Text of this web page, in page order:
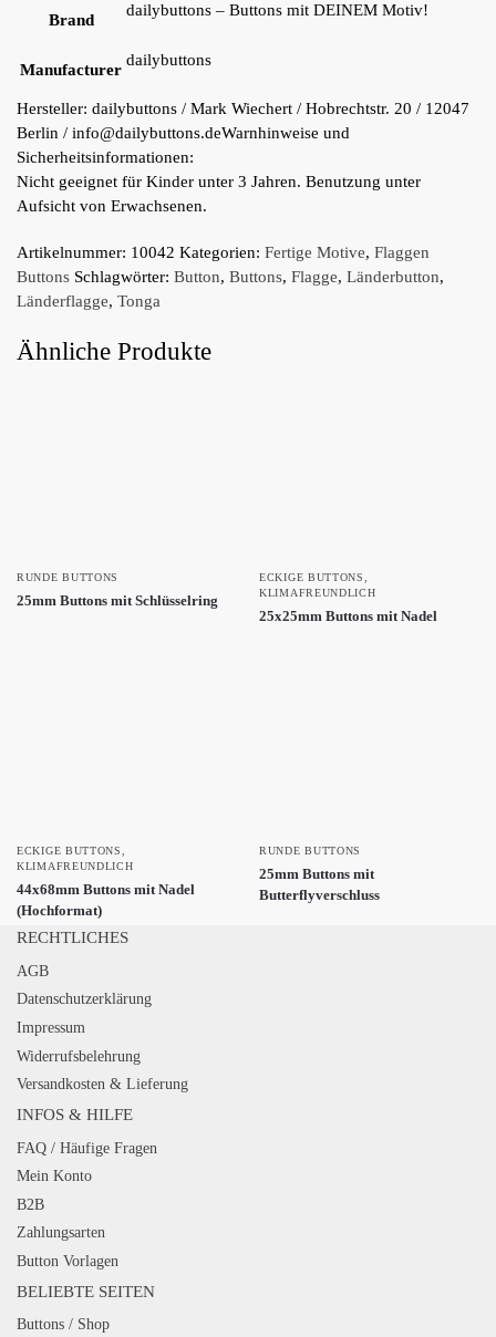
Brand
dailybuttons – Buttons mit DEINEM Motiv!
Manufacturer
dailybuttons
Hersteller: dailybuttons / Mark Wiechert / Hobrechtstr. 20 / 12047
Berlin / info@dailybuttons.deWarnhinweise und
Sicherheitsinformationen:
Nicht geeignet für Kinder unter 3 Jahren. Benutzung unter
Aufsicht von Erwachsenen.
Artikelnummer: 10042 Kategorien: Fertige Motive, Flaggen
Buttons Schlagwörter: Button, Buttons, Flagge, Länderbutton,
Länderflagge, Tonga
Ähnliche Produkte
RUNDE BUTTONS
25mm Buttons mit Schlüsselring
ECKIGE BUTTONS
KLIMAFREUNDLICH
25x25mm Buttons mit Nadel
ECKIGE BUTTONS
KLIMAFREUNDLICH
44x68mm Buttons mit Nadel
(Hochformat)
RUNDE BUTTONS
25mm Buttons mit
Butterflyverschluss
RECHTLICHES
AGB
Datenschutzerklärung
Impressum
Widerrufsbelehrung
Versandkosten & Lieferung
INFOS & HILFE
FAQ / Häufige Fragen
Mein Konto
B2B
Zahlungsarten
Button Vorlagen
BELIEBTE SEITEN
Buttons / Shop